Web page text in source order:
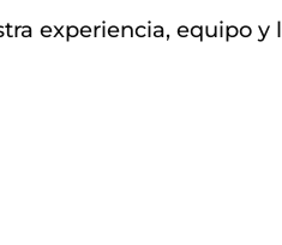
experiencia, equipo y